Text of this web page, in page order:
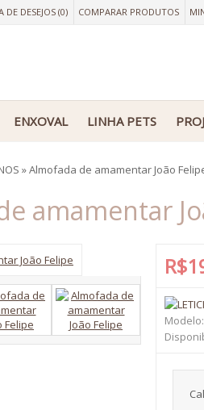
DE DESEJOS (0) COMPARAR PRODUTOS
ENXOVAL LINHA PETS
»Almofada de amamentar João
amamentar
Modelo: